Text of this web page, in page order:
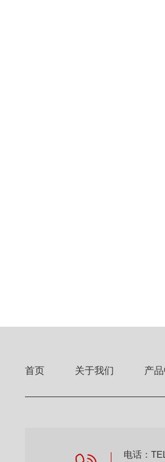
首页 关于我们 产
电话：TEL